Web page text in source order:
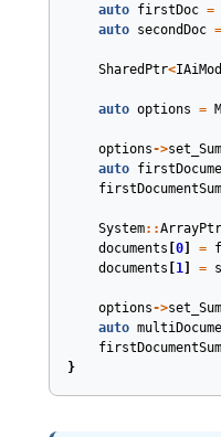
auto firstDoc =
auto secondDoc =
SharedPtr<
auto options =
options->
auto
System::ArrayPtr
documents 0] =
documents
1] =
options->
auto
}